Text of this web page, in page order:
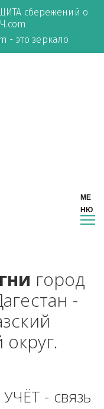
сбережений о
- это зеркало
город
-
- связь